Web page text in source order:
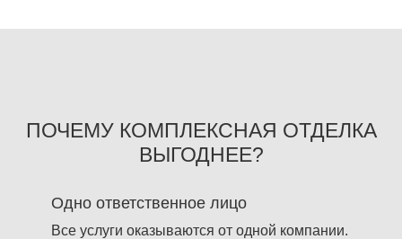
ПОЧЕМУ КОМПЛЕКСНАЯ ОТДЕЛКА
ВЫГОДНЕЕ?
Одно ответственное лицо
Все услуги оказываются от одной компании.